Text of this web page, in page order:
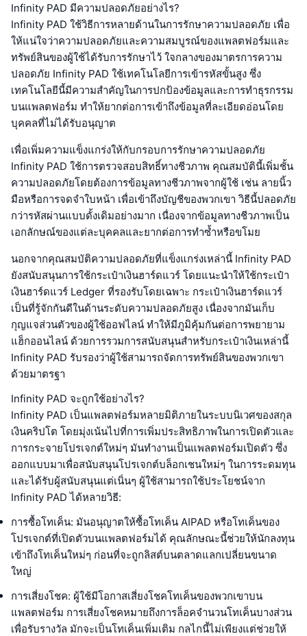
Infinity PAD มีความปลอดภัยอย่างไร?
Infinity PAD ใช้วิธีการหลายด้านในการรักษาความปลอดภัย เพื่อ
ให้แน่ใจว่าความปลอดภัยและความสมบูรณ์ของแพลตฟอร์มและ
ทรัพย์สินของผู้ใช้ได้รับการรักษาไว้ ใจกลางของมาตรการความ
ปลอดภัย Infinity PAD ใช้เทคโนโลยีการเข้ารหัสขั้นสูง ซึ่ง
เทคโนโลยีนี้มีความสำคัญในการปกป้องข้อมูลและการทำธุรกรรม
บนแพลตฟอร์ม ทำให้ยากต่อการเข้าถึงข้อมูลที่ละเอียดอ่อนโดย
บุคคลที่ไม่ได้รับอนุญาต
เพื่อเพิ่มความแข็งแกร่งให้กับกรอบการรักษาความปลอดภัย
Infinity PAD ใช้การตรวจสอบสิทธิ์ทางชีวภาพ คุณสมบัตินี้เพิ่มชั้น
ความปลอดภัยโดยต้องการข้อมูลทางชีวภาพจากผู้ใช้ เช่น ลายนิ้ว
มือหรือการจดจำใบหน้า เพื่อเข้าถึงบัญชีของพวกเขา วิธีนี้ปลอดภัย
กว่ารหัสผ่านแบบดั้งเดิมอย่างมาก เนื่องจากข้อมูลทางชีวภาพเป็น
เอกลักษณ์ของแต่ละบุคคลและยากต่อการทำซ้ำหรือขโมย
นอกจากคุณสมบัติความปลอดภัยที่แข็งแกร่งเหล่านี้ Infinity PAD
ยังสนับสนุนการใช้กระเป๋าเงินฮาร์ดแวร์ โดยแนะนำให้ใช้กระเป๋า
เงินฮาร์ดแวร์ Ledger ที่รองรับโดยเฉพาะ กระเป๋าเงินฮาร์ดแวร์
เป็นที่รู้จักกันดีในด้านระดับความปลอดภัยสูง เนื่องจากมันเก็บ
กุญแจส่วนตัวของผู้ใช้ออฟไลน์ ทำให้มีภูมิคุ้มกันต่อการพยายาม
แฮ็กออนไลน์ ด้วยการรวมการสนับสนุนสำหรับกระเป๋าเงินเหล่านี้
Infinity PAD รับรองว่าผู้ใช้สามารถจัดการทรัพย์สินของพวกเขา
ด้วยมาตรฐา
Infinity PAD จะถูกใช้อย่างไร?
Infinity PAD เป็นแพลตฟอร์มหลายมิติภายในระบบนิเวศของสกุล
เงินคริปโต โดยมุ่งเน้นไปที่การเพิ่มประสิทธิภาพในการเปิดตัวและ
การกระจายโปรเจกต์ใหม่ๆ มันทำงานเป็นแพลตฟอร์มเปิดตัว ซึ่ง
ออกแบบมาเพื่อสนับสนุนโปรเจกต์บล็อกเชนใหม่ๆ ในการระดมทุน
และได้รับผู้สนับสนุนแต่เนิ่นๆ ผู้ใช้สามารถใช้ประโยชน์จาก
Infinity PAD ได้หลายวิธี:
การซื้อโทเค็น: มันอนุญาตให้ซื้อโทเค็น AIPAD หรือโทเค็นของ
โปรเจกต์ที่เปิดตัวบนแพลตฟอร์มได้ คุณลักษณะนี้ช่วยให้นักลงทุน
เข้าถึงโทเค็นใหม่ๆ ก่อนที่จะถูกลิสต์บนตลาดแลกเปลี่ยนขนาด
ใหญ่
การเสี่ยงโชค: ผู้ใช้มีโอกาสเสี่ยงโชคโทเค็นของพวกเขาบน
แพลตฟอร์ม การเสี่ยงโชคหมายถึงการล็อคจำนวนโทเค็นบางส่วน
เพื่อรับรางวัล มักจะเป็นโทเค็นเพิ่มเติม กลไกนี้ไม่เพียงแต่ช่วยให้